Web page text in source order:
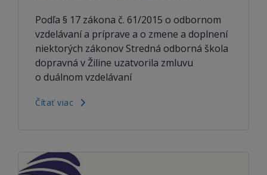
Podľa § 17 zákona č. 61/2015 o odbornom
vzdelávaní a príprave a o zmene a doplnení
niektorých zákonov Stredná odborná škola
dopravná v Žiline uzatvorila zmluvu
o duálnom vzdelávaní
Čítať viac